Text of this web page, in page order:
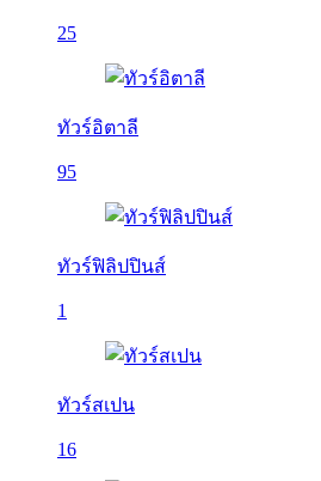
25
ทัวร์อิตาลี
95
ทัวร์ฟิลิปปินส์
1
ทัวร์สเปน
16